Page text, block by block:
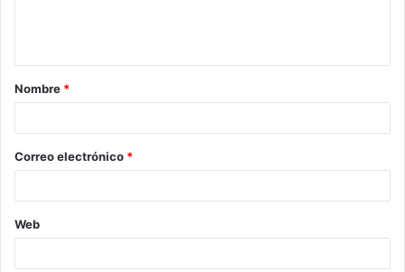
a
r
*
Nombre *
Correo electrónico *
Web